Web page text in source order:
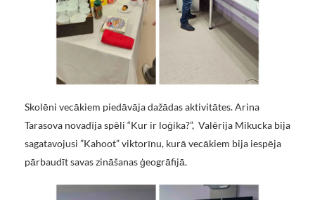
Skolēni vecākiem piedāvāja dažādas aktivitātes. Arina
Tarasova novadīja spēli “Kur ir loģika?”, Valērija Mikucka bija
sagatavojusi ”Kahoot” viktorīnu, kurā vecākiem bija iespēja
pārbaudīt savas zināšanas ģeogrāfijā.